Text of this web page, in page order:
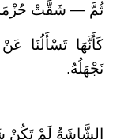
ثُمَّ — شَقَّتْ حُزْمَةُ
كَأَنَّهَا تَسْأَلُنَا
نَجْهَلُهُ.
الشَّاشَةُ لَمْ